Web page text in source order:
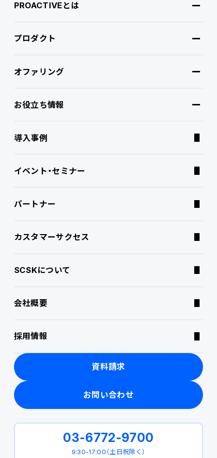
資料請求
お問い合わせ
03-6772-9700
9:30-17:00（土日祝除く）
PROACTIVEとは
PROACTIVEとは
特長・選ばれる理由
ブランドコア
PROACTIVE AI
ATWILL Platform
プロダクト
プロダクト
機能
Fit to Standard
Best Practice
連携ソリューション
サポートサービス
オファリング
オファリング
業務特化型オファリング
業界特化型オファリング
経営課題別オファリング
お役立ち情報
お役立ち情報
資料ダウンロード
よくあるご質問
コラム
特集記事
ニュース・トピックス
製品関連動画
導入事例
イベント・セミナー
パートナー
カスタマーサクセス
SCSKについて
会社概要
採用情報